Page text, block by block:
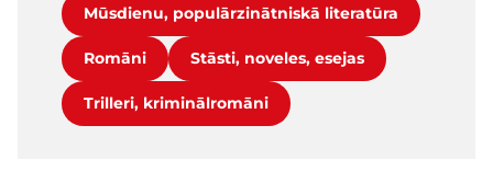
Mūsdienu, populārzinātniskā literatūra
Romāni Stāsti, noveles, esejas
Trilleri, kriminālromāni